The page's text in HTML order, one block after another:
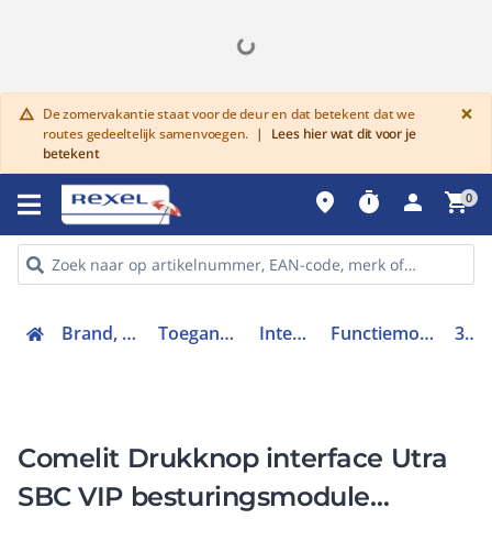
warning De zomervakantie staat voor de deur en dat betekent dat we
routes gedeeltelijk samenvoegen. |
Lees hier wat dit voor je
betekent
×
place timer person shopping_cart0
Brand, toegang en inbraak Toegangscontrolesystemen Intercomsystemen Functiemodule deurcommunicatie 3063U
Comelit Drukknop interface Utra
SBC VIP besturingsmodule